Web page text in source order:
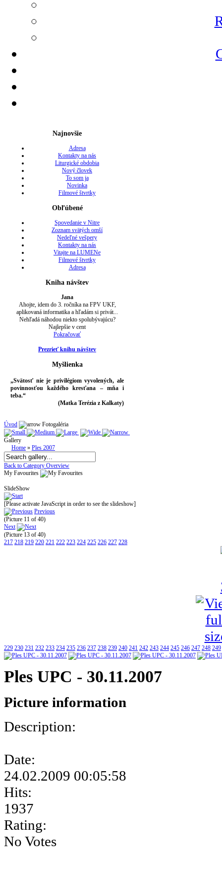
Najnovšie
Adresa
Kontakty na nás
Liturgické obdobia
Nový človek
To som ja
Novinka
Filmové štvrtky
Obľúbené
Spovedanie v Nitre
Zoznam svätých omší
Nedeľné vešpery
Kontakty na nás
Vitajte na LUMENe
Filmové štvrtky
Adresa
Kniha návštev
Jana
Ahojte, idem do 3. ročníka na FPV UKF,
aplikovaná informatika a hľadám si privát...
Nehľadá náhodou niekto spolubývajúcu?
Najlepšie v cent
Pokračovať
Prezrieť knihu návštev
Myšlienka
„Svätosť nie je privilégiom vyvolených, ale
povinnosťou každého kresťana – mňa i
teba.“
(Matka Terézia z Kalkaty)
Úvod Fotogaléria
Gallery
Home » Ples 2007
Back to Category Overview
My Favourites
SlideShow
[Please activate JavaScript in order to see the slideshow]
Previous
(Picture 11 of 40)
Next
(Picture 13 of 40)
217 218 219 220 221 222 223 224 225 226 227 228
229 230 231 232 233 234 235 236 237 238 239 240 241 242 243 244 245 246 247 248 249
Ples UPC - 30.11.2007
Picture information
Description:
Date:
24.02.2009 00:05:58
Hits:
1937
Rating:
No Votes